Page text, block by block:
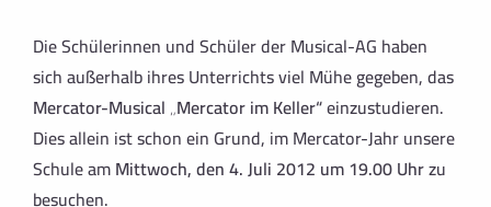
Die Schülerinnen und Schüler der Musical-AG haben
sich außerhalb ihres Unterrichts viel Mühe gegeben, das
Mercator-Musical „Mercator im Keller“einzustudieren.
Dies allein ist schon ein Grund, im Mercator-Jahr unsere
Schule amMittwoch, den 4. Juli 2012 um 19.00 Uhrzu
besuchen.